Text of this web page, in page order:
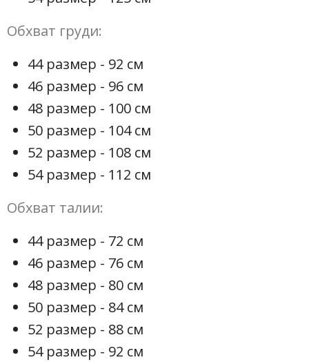
Обхват груди:
44 размер - 92 см
46 размер - 96 см
48 размер - 100 см
50 размер - 104 см
52 размер - 108 см
54 размер - 112 см
Обхват талии:
44 размер - 72 см
46 размер - 76 см
48 размер - 80 см
50 размер - 84 см
52 размер - 88 см
54 размер - 92 см